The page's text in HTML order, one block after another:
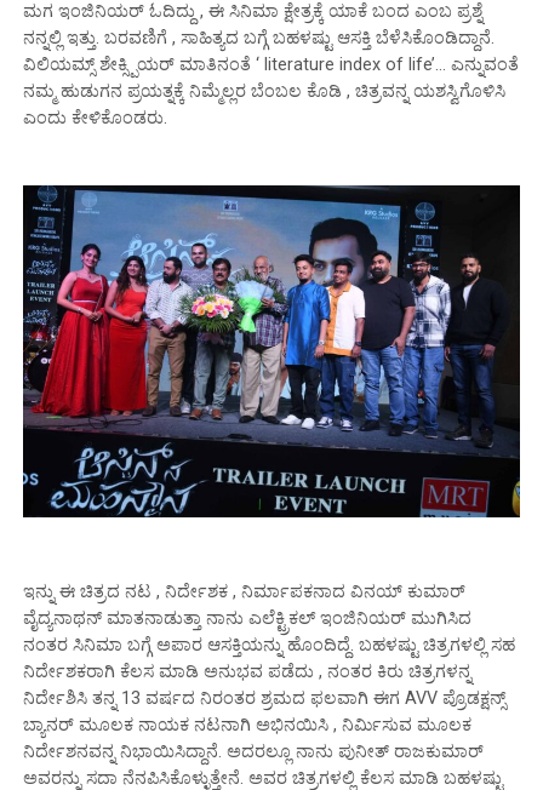
ಮಗ ಇಂಜಿನಿಯರ್ ಓದಿದ್ದು , ಈ ಸಿನಿಮಾ ಕ್ಷೇತ್ರಕ್ಕೆ ಯಾಕೆ ಬಂದ ಎಂಬ ಪ್ರಶ್ನೆ
ನನ್ನಲ್ಲಿ ಇತ್ತು. ಬರವಣಿಗೆ , ಸಾಹಿತ್ಯದ ಬಗ್ಗೆ ಬಹಳಷ್ಟು ಆಸಕ್ತಿ ಬೆಳೆಸಿಕೊಂಡಿದ್ದಾನೆ.
ವಿಲಿಯಮ್ಸ್ ಶೇಕ್ಸ್ಪಿಯರ್ ಮಾತಿನಂತೆ ‘ literature index of life’… ಎನ್ನುವಂತೆ
ನಮ್ಮ ಹುಡುಗನ ಪ್ರಯತ್ನಕ್ಕೆ ನಿಮ್ಮೆಲ್ಲರ ಬೆಂಬಲ ಕೊಡಿ , ಚಿತ್ರವನ್ನ ಯಶಸ್ವಿಗೊಳಿಸಿ
ಎಂದು ಕೇಳಿಕೊಂಡರು.
ಇನ್ನು ಈ ಚಿತ್ರದ ನಟ , ನಿರ್ದೇಶಕ , ನಿರ್ಮಾಪಕನಾದ ವಿನಯ್ ಕುಮಾರ್
ವೈದ್ಯನಾಥನ್ ಮಾತನಾಡುತ್ತಾ ನಾನು ಎಲೆಕ್ಟ್ರಿಕಲ್ ಇಂಜಿನಿಯರ್ ಮುಗಿಸಿದ
ನಂತರ ಸಿನಿಮಾ ಬಗ್ಗೆ ಅಪಾರ ಆಸಕ್ತಿಯನ್ನು ಹೊಂದಿದ್ದೆ. ಬಹಳಷ್ಟು ಚಿತ್ರಗಳಲ್ಲಿ ಸಹ
ನಿರ್ದೇಶಕರಾಗಿ ಕೆಲಸ ಮಾಡಿ ಅನುಭವ ಪಡೆದು , ನಂತರ ಕಿರು ಚಿತ್ರಗಳನ್ನ
ನಿರ್ದೇಶಿಸಿ ತನ್ನ 13 ವರ್ಷದ ನಿರಂತರ ಶ್ರಮದ ಫಲವಾಗಿ ಈಗ AVV ಪ್ರೊಡಕ್ಷನ್ಸ್
ಬ್ಯಾನರ್ ಮೂಲಕ ನಾಯಕ ನಟನಾಗಿ ಅಭಿನಯಿಸಿ , ನಿರ್ಮಿಸುವ ಮೂಲಕ
ನಿರ್ದೇಶನವನ್ನ ನಿಭಾಯಿಸಿದ್ದಾನೆ. ಅದರಲ್ಲೂ ನಾನು ಪುನೀತ್ ರಾಜಕುಮಾರ್
ಅವರನ್ನು ಸದಾ ನೆನಪಿಸಿಕೊಳ್ಳುತ್ತೇನೆ. ಅವರ ಚಿತ್ರಗಳಲ್ಲಿ ಕೆಲಸ ಮಾಡಿ ಬಹಳಷ್ಟು